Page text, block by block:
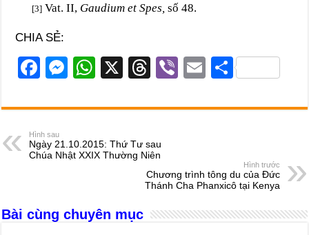
[3] Vat. II, Gaudium et Spes, số 48.
CHIA SẺ:
F
c
e
b
k
M
ss
n
W
at
A
X
T
e
d
s
Vi
er
E
ail
S
ar
Hình sau
Ngày 21.10.2015: Thứ Tư sau
Chúa Nhật XXIX Thường Niên
Hình trước
Chương trình tông du của Đức
Thánh Cha Phanxicô tại Kenya
Bài cùng chuyên mục